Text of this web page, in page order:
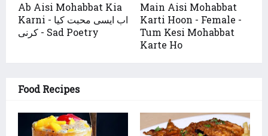
Ab Aisi Mohabbat Kia
Karni - اب ایسی محبت کیا
کرنی - Sad Poetry
Main Aisi Mohabbat
Karti Hoon - Female -
Tum Kesi Mohabbat
Karte Ho
Food Recipes